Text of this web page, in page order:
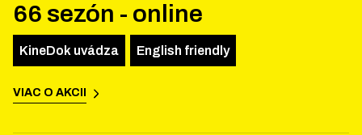
66 sezón - online
KineDok uvádza English friendly
VIAC O AKCII